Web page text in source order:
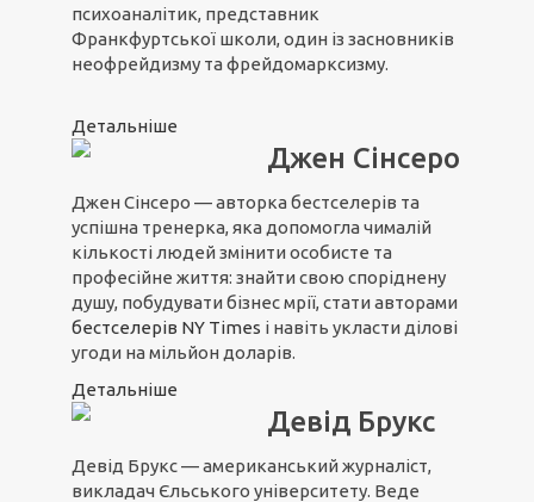
психоаналітик, представник
Франкфуртської школи, один із засновників
неофрейдизму та фрейдомарксизму.
Детальніше
Джен Сінсеро
Джен Сінсеро — авторка бестселерів та
успішна тренерка, яка допомогла чималій
кількості людей змінити особисте та
професійне життя: знайти свою споріднену
душу, побудувати бізнес мрії, стати авторами
бестселерів NY Times і навіть укласти ділові
угоди на мільйон доларів.
Детальніше
Девід Брукс
Девід Брукс — американський журналіст,
викладач Єльського університету. Веде